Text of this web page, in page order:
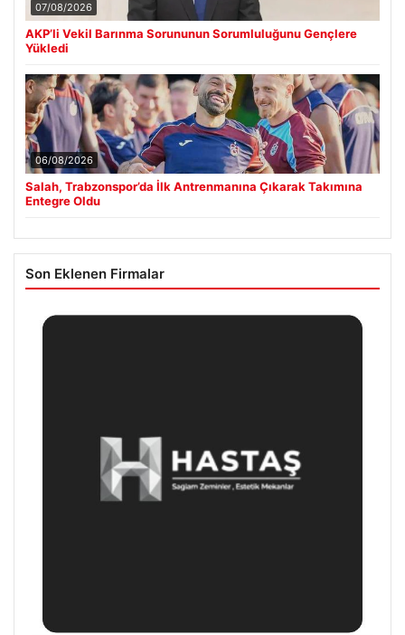
07/08/2026
AKP’li Vekil Barınma Sorununun Sorumluluğunu Gençlere
Yükledi
06/08/2026
Salah, Trabzonspor’da İlk Antrenmanına Çıkarak Takımına
Entegre Oldu
Son Eklenen Firmalar